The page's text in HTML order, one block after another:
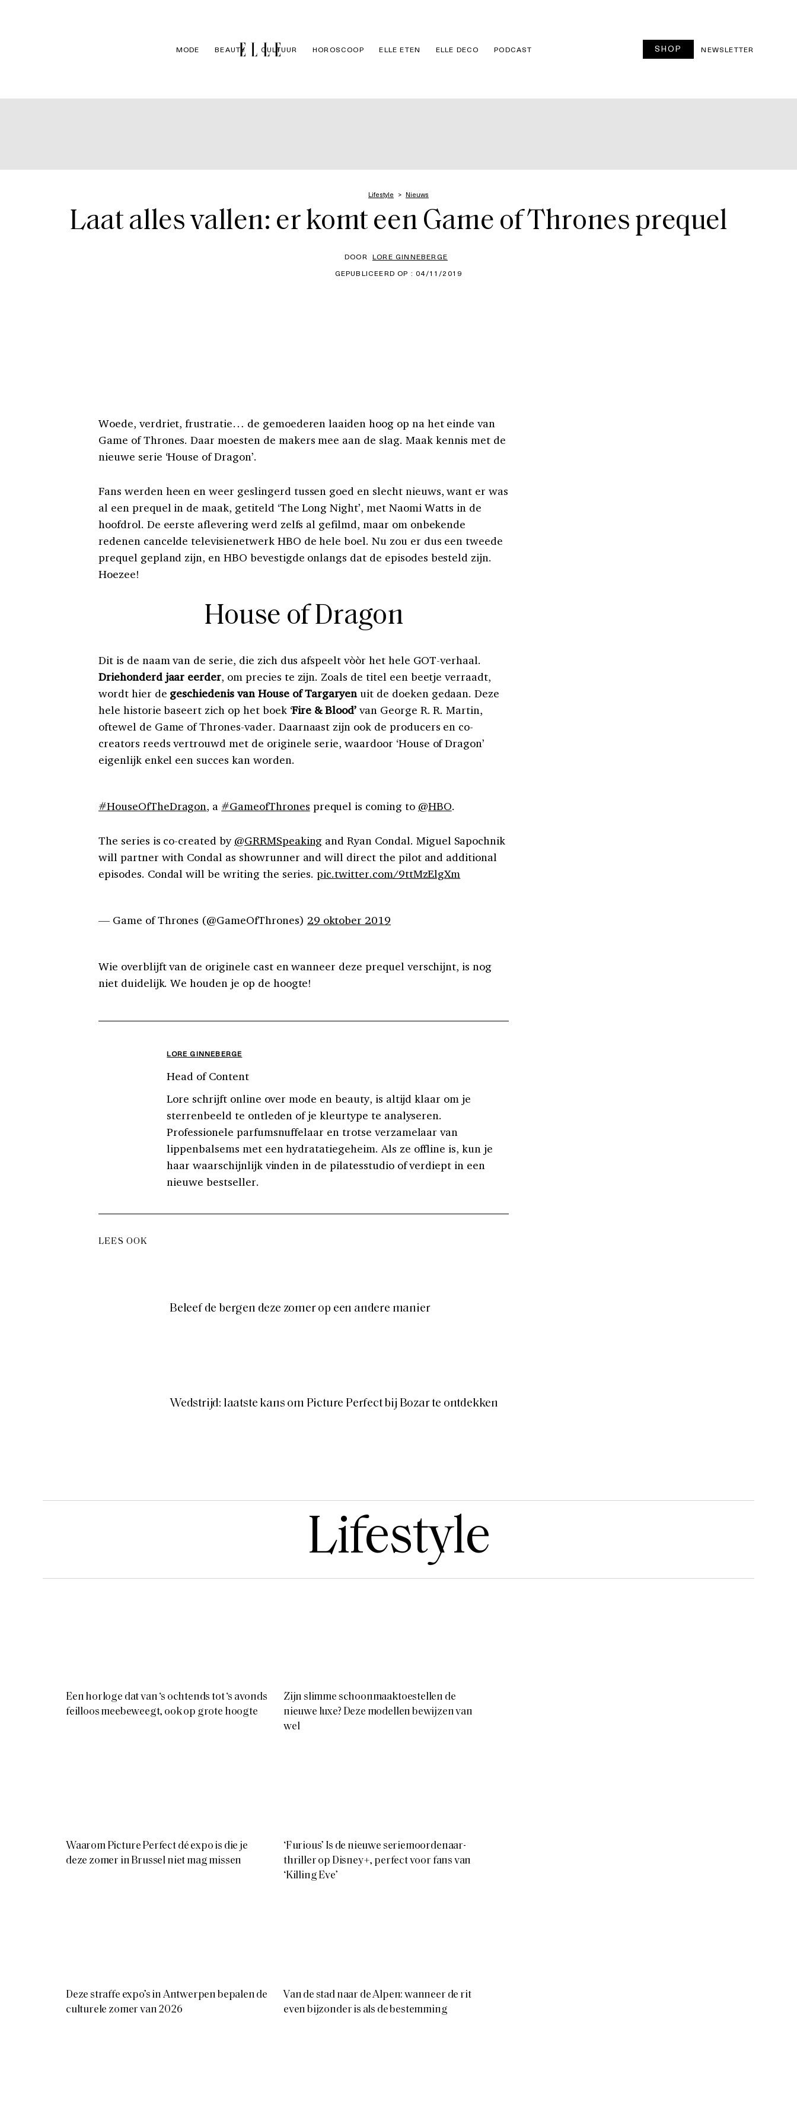
MODE BEAUTY CULTUUR HOROSCOOP ELLE ETEN ELLE DECO PODCAST SHOP NEWSLETTER
Lifestyle Nieuws
Laat alles vallen: er komt een Game of Thrones prequel
DOOR LORE GINNEBERGE
GEPUBLICEERD OP : 04/11/2019
Woede, verdriet, frustratie… de gemoederen laaiden hoog op na het einde van
Game of Thrones. Daar moesten de makers mee aan de slag. Maak kennis met de
nieuwe serie ‘House of Dragon’.
Fans werden heen en weer geslingerd tussen goed en slecht nieuws, want er was
al een prequel in de maak, getiteld ‘The Long Night’, met Naomi Watts in de
hoofdrol. De eerste aflevering werd zelfs al gefilmd, maar om onbekende
redenen cancelde televisienetwerk HBO de hele boel. Nu zou er dus een tweede
prequel gepland zijn, en HBO bevestigde onlangs dat de episodes besteld zijn.
Hoezee!
House of Dragon
Dit is de naam van de serie, die zich dus afspeelt vòòr het hele GOT-verhaal.
Driehonderd jaar eerder, om precies te zijn. Zoals de titel een beetje verraadt,
wordt hier de geschiedenis van House of Targaryenuit de doeken gedaan. Deze
hele historie baseert zich op het boek ‘Fire & Blood’ van George R. R. Martin,
oftewel de Game of Thrones-vader. Daarnaast zijn ook de producers en co-
creators reeds vertrouwd met de originele serie, waardoor ‘House of Dragon’
eigenlijk enkel een succes kan worden.
#HouseOfTheDragon, a #GameofThrones prequel is coming to @HBO.
The series is co-created by @GRRMSpeaking and Ryan Condal. Miguel Sapochnik
will partner with Condal as showrunner and will direct the pilot and additional
episodes. Condal will be writing the series.pic.twitter.com/9ttMzElgXm
— Game of Thrones (@GameOfThrones) 29 oktober 2019
Wie overblijft van de originele cast en wanneer deze prequel verschijnt, is nog
niet duidelijk. We houden je op de hoogte!
LORE GINNEBERGE
Head of Content
Lore schrijft online over mode en beauty, is altijd klaar om je
sterrenbeeld te ontleden of je kleurtype te analyseren.
Professionele parfumsnuffelaar en trotse verzamelaar van
lippenbalsems met een hydratatiegeheim. Als ze offline is, kun je
haar waarschijnlijk vinden in de pilatesstudio of verdiept in een
nieuwe bestseller.
LEES OOK
Beleef de bergen deze zomer op een andere manier
Wedstrijd: laatste kans om Picture Perfect bij Bozar te ontdekken
Lifestyle
Een horloge dat van ‘s ochtends tot ‘s avonds
feilloos meebeweegt, ook op grote hoogte
Zijn slimme schoonmaaktoestellen de
nieuwe luxe? Deze modellen bewijzen van
wel
Waarom Picture Perfect dé expo is die je
deze zomer in Brussel niet mag missen
‘Furious’ Is de nieuwe seriemoordenaar-
thriller op Disney+, perfect voor fans van
‘Killing Eve’
Deze straffe expo’s in Antwerpen bepalen de
culturele zomer van 2026
Van de stad naar de Alpen: wanneer de rit
even bijzonder is als de bestemming